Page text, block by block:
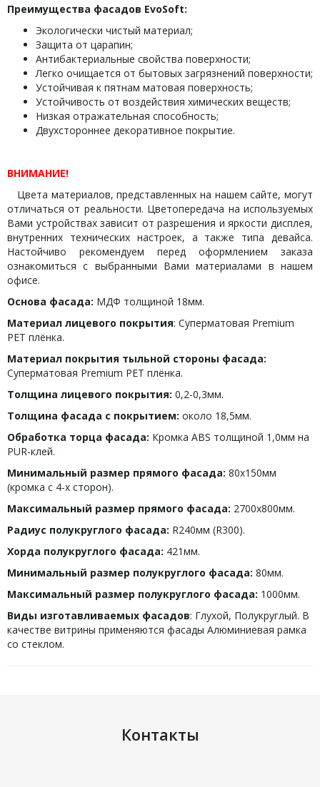
Преимущества фасадов EvoSoft:
Экологически чистый материал;
Защита от царапин;
Антибактериальные свойства поверхности;
Легко очищается от бытовых загрязнений поверхности;
Устойчивая к пятнам матовая поверхность;
Устойчивость от воздействия химических веществ;
Низкая отражательная способность;
Двухстороннее декоративное покрытие.
ВНИМАНИЕ!
Цвета материалов, представленных на нашем сайте, могут
отличаться от реальности. Цветопередача на используемых
Вами устройствах зависит от разрешения и яркости дисплея,
внутренних технических настроек, а также типа девайса.
Настойчиво рекомендуем перед оформлением заказа
ознакомиться с выбранными Вами материалами в нашем
офисе.
Основа фасада: МДФ толщиной 18мм.
Материал лицевого покрытия: Суперматовая Premium
PET плёнка.
Материал покрытия тыльной стороны фасада:
Суперматовая Premium PET плёнка.
Толщина лицевого покрытия: 0,2-0,3мм.
Толщина фасада с покрытием: около 18,5мм.
Обработка торца фасада: Кромка ABS толщиной 1,0мм на
PUR-клей.
Минимальный размер прямого фасада: 80х150мм
(кромка с 4-х сторон).
Максимальный размер прямого фасада: 2700х800мм.
Радиус полукруглого фасада: R240мм (R300).
Хорда полукруглого фасада: 421мм.
Минимальный размер полукруглого фасада: 80мм.
Максимальный размер полукруглого фасада: 1000мм.
Виды изготавливаемых фасадов: Глухой, Полукруглый. В
качестве витрины применяются фасады Алюминиевая рамка
со стеклом.
Контакты